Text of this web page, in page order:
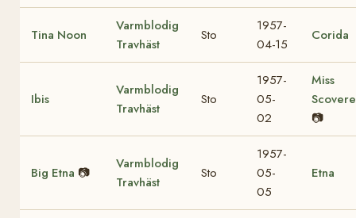
Tina Noon
Varmblodig
Travhäst
Sto
1957-
04-15
Corida
Ibis
Varmblodig
Travhäst
Sto
1957-
05-
02
Miss
Scovere
📷
Big Etna 📷
Varmblodig
Travhäst
Sto
1957-
05-
05
Etna